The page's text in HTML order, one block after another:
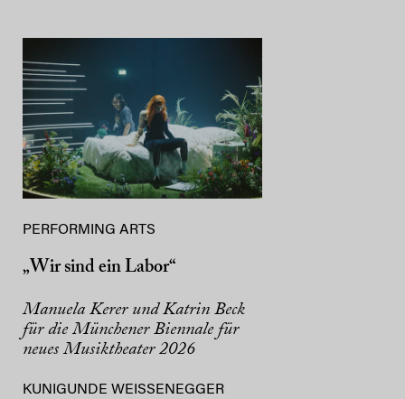
PERFORMING ARTS
„Wir sind ein Labor“
Manuela Kerer und Katrin Beck
für die Münchener Biennale für
neues Musiktheater 2026
KUNIGUNDE WEISSENEGGER